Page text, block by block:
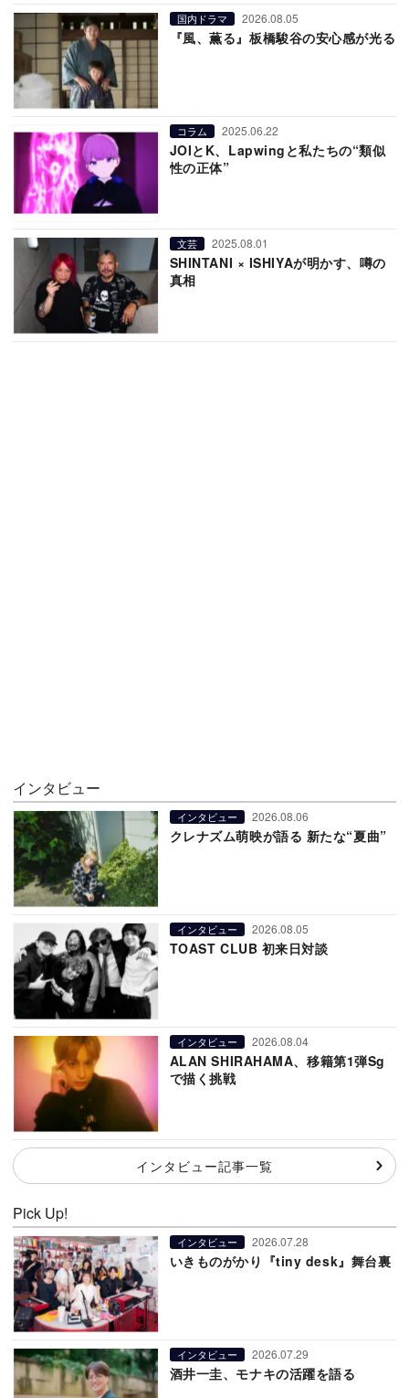
国内ドラマ 2026.08.05
『風、薫る』板橋駿谷の安心感が光る
コラム 2025.06.22
JOIとK、Lapwingと私たちの“類似
性の正体”
文芸 2025.08.01
SHINTANI × ISHIYAが明かす、噂の
真相
インタビュー
インタビュー 2026.08.06
クレナズム萌映が語る 新たな“夏曲”
インタビュー 2026.08.05
TOAST CLUB 初来日対談
インタビュー 2026.08.04
ALAN SHIRAHAMA、移籍第1弾Sg
で描く挑戦
インタビュー記事一覧
Pick Up!
インタビュー 2026.07.28
いきものがかり『tiny desk』舞台裏
インタビュー 2026.07.29
酒井一圭、モナキの活躍を語る